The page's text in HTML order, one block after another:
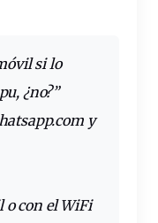
si lo
, ¿no?”
.com y
o con el WiFi